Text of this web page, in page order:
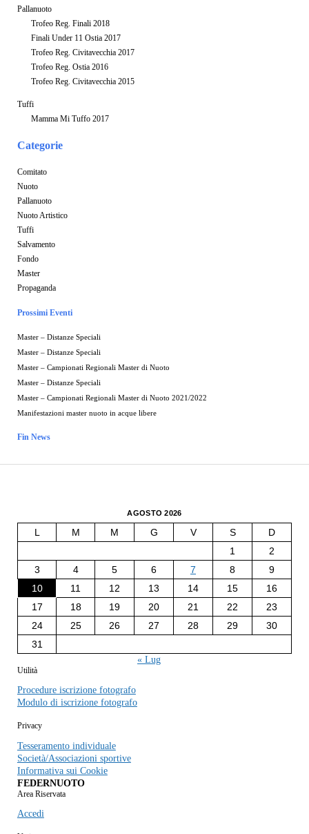
Pallanuoto
Trofeo Reg. Finali 2018
Finali Under 11 Ostia 2017
Trofeo Reg. Civitavecchia 2017
Trofeo Reg. Ostia 2016
Trofeo Reg. Civitavecchia 2015
Tuffi
Mamma Mi Tuffo 2017
Categorie
Comitato
Nuoto
Pallanuoto
Nuoto Artistico
Tuffi
Salvamento
Fondo
Master
Propaganda
Prossimi Eventi
Master – Distanze Speciali
Master – Distanze Speciali
Master – Campionati Regionali Master di Nuoto
Master – Distanze Speciali
Master – Campionati Regionali Master di Nuoto 2021/2022
Manifestazioni master nuoto in acque libere
Fin News
AGOSTO 2026
L M M G V S
D
1
2
3
4 5 6 7 8
9
10
11 12 13 14 15
16
17
18 19 20 21 22
23
24
25 26 27 28 29
30
31
« Lug
Utilità
Procedure iscrizione fotografo
Modulo di iscrizione fotografo
Privacy
Tesseramento individuale
Società/Associazioni sportive
Informativa sui Cookie
FEDERNUOTO
Area Riservata
Accedi